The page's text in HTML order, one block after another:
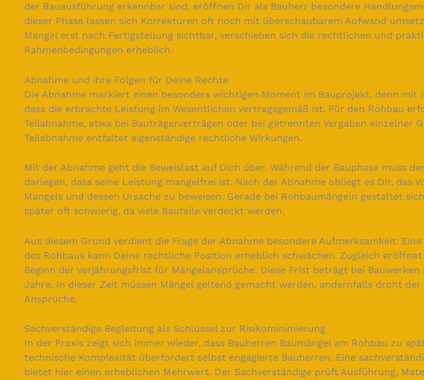
der Bauausführung erkennbar sind, eröffnen Dir als Bauherr besondere
dieser Phase lassen sich Korrekturen oft noch mit überschaubarem Aufwand
Mangel erst nach Fertigstellung sichtbar, verschieben sich die rechtlichen und
Rahmenbedingungen erheblich.
Abnahme und ihre Folgen für Deine Rechte
Die Abnahme markiert einen besonders wichtigen Moment im Bauprojekt, denn mit
dass die erbrachte Leistung im Wesentlichen vertragsgemäß ist. Für den Rohbau
Teilabnahme, etwa bei Bauträgerverträgen oder bei getrennten Vergaben einzelner
Teilabnahme entfaltet eigenständige rechtliche Wirkungen.
Mit der Abnahme geht die Beweislast auf Dich über. Während der Bauphase muss
darlegen, dass seine Leistung mangelfrei ist. Nach der Abnahme obliegt es Dir, das
Mangels und dessen Ursache zu beweisen. Gerade bei Rohbaumängeln gestaltet
später oft schwierig, da viele Bauteile verdeckt werden.
Aus diesem Grund verdient die Frage der Abnahme besondere Aufmerksamkeit.
des Rohbaus kann Deine rechtliche Position erheblich schwächen. Zugleich eröffnet
Beginn der Verjährungsfrist für Mängelansprüche. Diese Frist beträgt bei
Jahre. In dieser Zeit müssen Mängel geltend gemacht werden, andernfalls droht der
Ansprüche.
Sachverständige Begleitung als Schlüssel zur Risikominimierung
In der Praxis zeigt sich immer wieder, dass Bauherren Baumängel am Rohbau zu
technische Komplexität überfordert selbst engagierte Bauherren. Eine
bietet hier einen erheblichen Mehrwert. Der Sachverständige prüft Ausführung,